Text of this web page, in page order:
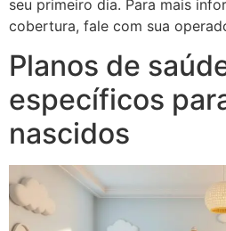
seu primeiro dia. Para mais
cobertura, fale com sua
Planos de
específicos
nascidos